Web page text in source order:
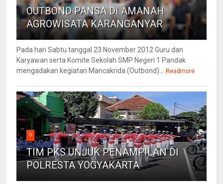
OUTBOND PANSA DI AMANAH
AGROWISATA KARANGANYAR
Pada hari Sabtu tanggal 23 November 2012 Guru dan
Karyawan serta Komite Sekolah SMP Negeri 1 Pandak
mengadakan kegiatan Mancakrida (Outbond)...
Readmore
6
TIM PKS UNJUK PENAMPILAN DI
POLRESTA YOGYAKARTA